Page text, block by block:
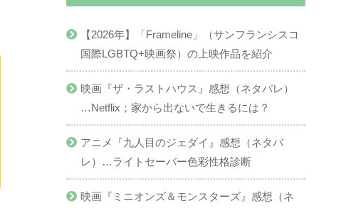
【2026年】「Frameline」（サンフランシスコ
国際LGBTQ+映画祭）の上映作品を紹介
映画『ザ・ラストハウス』感想（ネタバレ）
…Netflix；家から出ないで生きるには？
アニメ『九人目のジェダイ』感想（ネタバ
レ）…ライトセーバー色彩性格診断
映画『ミニオンズ＆モンスターズ』感想（ネ